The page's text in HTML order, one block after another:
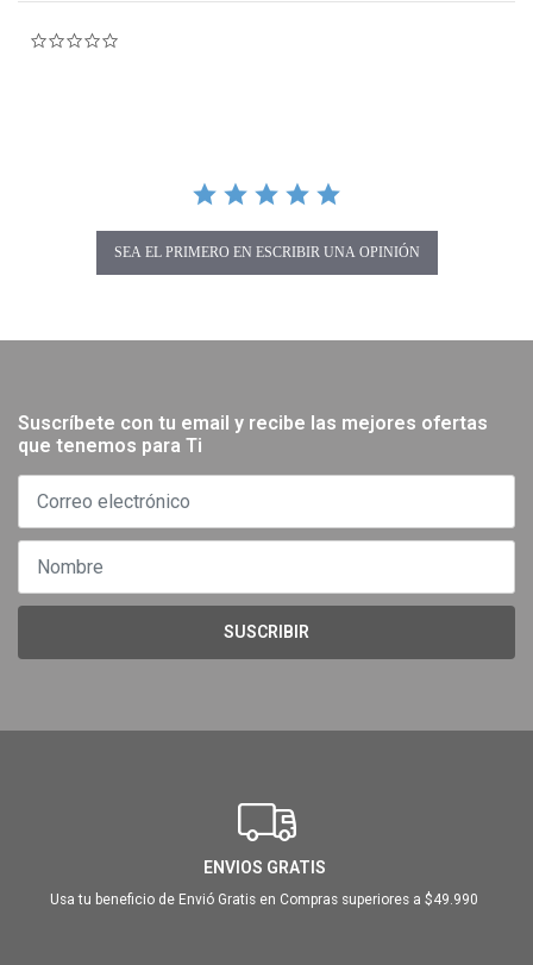
SEA EL PRIMERO EN ESCRIBIR UNA OPINIÓN
Suscríbete con tu email y recibe las mejores ofertas
que tenemos para Ti
SUSCRIBIR
ENVIOS GRATIS
Usa tu beneficio de Envió Gratis en Compras superiores a $49.990